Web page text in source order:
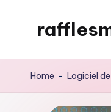
Home - Logiciel